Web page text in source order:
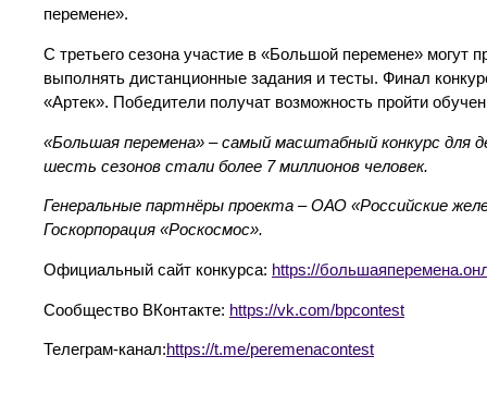
перемене».
С третьего сезона участие в «Большой перемене» могут
выполнять дистанционные задания и тесты. Финал
«Артек». Победители получат возможность пройти
«Большая перемена» – самый масштабный конкурс для
шесть сезонов стали более 7 миллионов человек.
Генеральные партнёры проекта – ОАО «Российские
Госкорпорация «Роскосмос».
Официальный сайт конкурса: https://
Сообщество ВКонтакте: https://vk.com/bpcontest
Телеграм-канал:https://t.me/peremenacontest